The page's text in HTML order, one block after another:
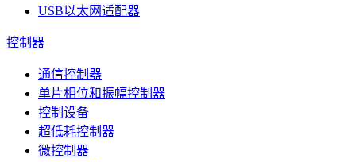
USB以太网适配器
控制器
通信控制器
单片相位和振幅控制器
控制设备
超低耗控制器
微控制器